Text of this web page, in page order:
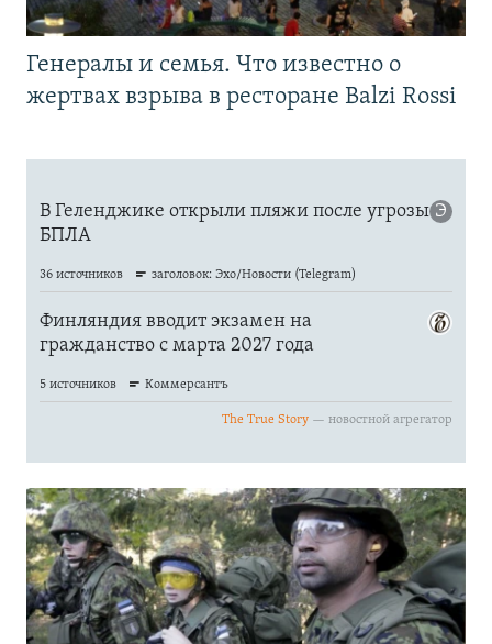
Генералы и семья. Что известно о
жертвах взрыва в ресторане Balzi Rossi